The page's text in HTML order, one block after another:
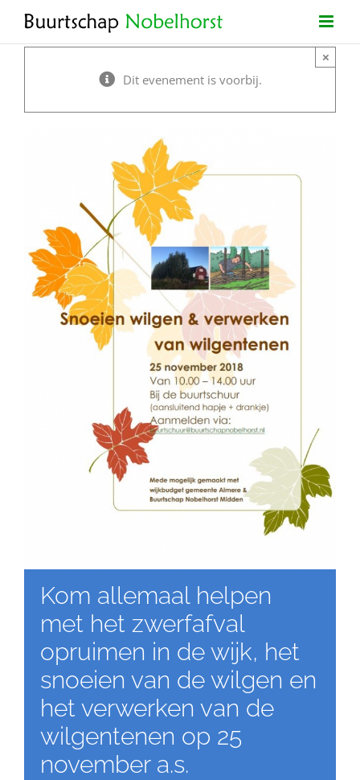
Dit evenement is voorbij.
×
Kom allemaal helpen
met het zwerfafval
opruimen in de wijk, het
snoeien van de wilgen en
het verwerken van de
wilgentenen op 25
november a.s.